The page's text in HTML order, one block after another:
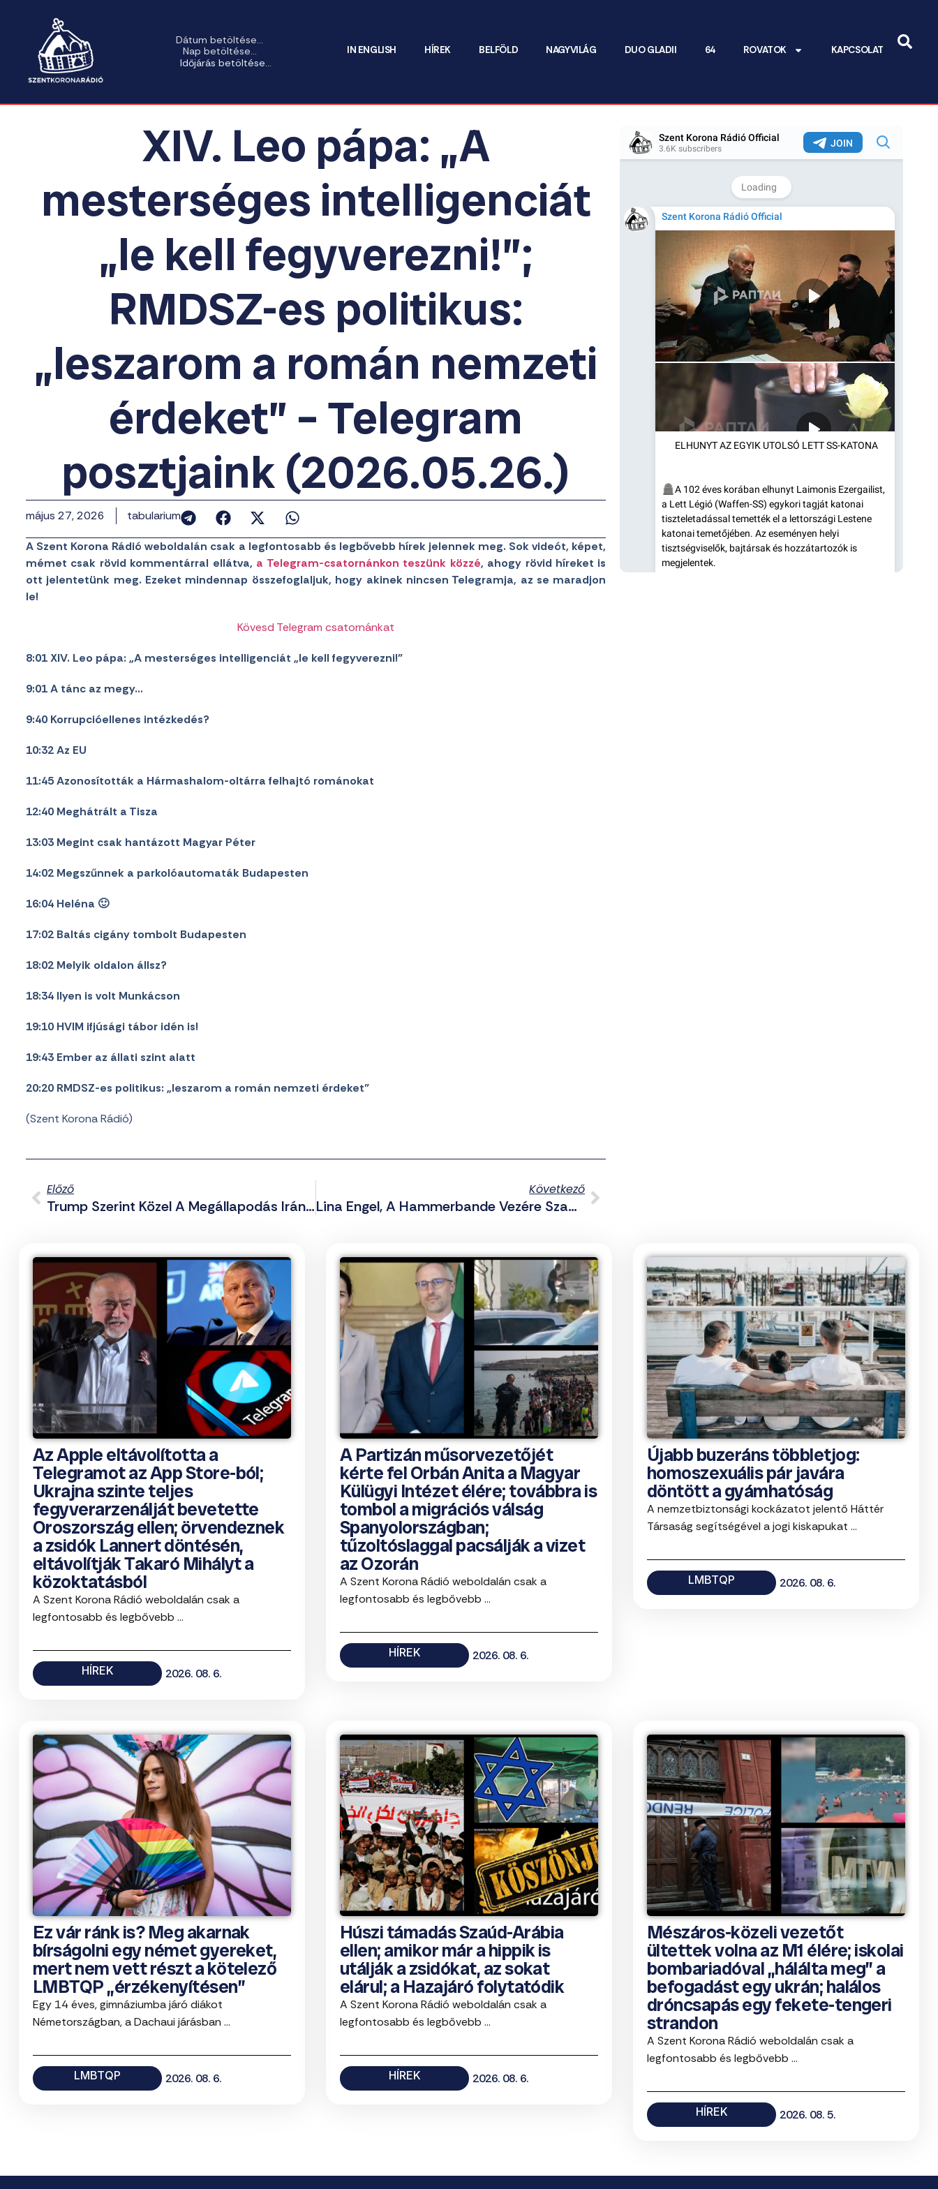
Dátum betöltése...
Nap betöltése...
Időjárás betöltése...
IN ENGLISH HÍREK BELFÖLD NAGYVILÁG DUO GLADII 64 ROVATOK KAPCSOLAT
XIV. Leo pápa: „A
mesterséges intelligenciát
„le kell fegyverezni!”;
RMDSZ-es politikus:
„leszarom a román nemzeti
érdeket” – Telegram
posztjaink (2026.05.26.)
május 27, 2026 tabularium
A Szent Korona Rádió weboldalán csak a legfontosabb és legbővebb hírek jelennek meg. Sok videót, képet,
mémet csak rövid kommentárral ellátva, a Telegram-csatornánkon teszünk közzé, ahogy rövid híreket is
ott jelentetünk meg. Ezeket mindennap összefoglaljuk, hogy akinek nincsen Telegramja, az se maradjon
le!
Kövesd Telegram csatornánkat
8:01 XIV. Leo pápa: „A mesterséges intelligenciát „le kell fegyverezni!”
9:01 A tánc az megy…
9:40 Korrupcióellenes intézkedés?
10:32 Az EU
11:45 Azonosították a Hármashalom-oltárra felhajtó románokat
12:40 Meghátrált a Tisza
13:03 Megint csak hantázott Magyar Péter
14:02 Megszűnnek a parkolóautomaták Budapesten
16:04 Heléna 🙂
17:02 Baltás cigány tombolt Budapesten
18:02 Melyik oldalon állsz?
18:34 Ilyen is volt Munkácson
19:10 HVIM ifjúsági tábor idén is!
19:43 Ember az állati szint alatt
20:20 RMDSZ-es politikus: „leszarom a román nemzeti érdeket”
(Szent Korona Rádió)
Előző
Trump Szerint Közel A Megállapodás Iránnal, Teherán Tagadja
Következő
Lina Engel, A Hammerbande Vezére Szabadult A Börtönből
Az Apple eltávolította a
Telegramot az App Store-ból;
Ukrajna szinte teljes
fegyverarzenálját bevetette
Oroszország ellen; örvendeznek
a zsidók Lannert döntésén,
eltávolítják Takaró Mihályt a
közoktatásból
A Szent Korona Rádió weboldalán csak a
legfontosabb és legbővebb ...
HÍREK 2026. 08. 6.
A Partizán műsorvezetőjét
kérte fel Orbán Anita a Magyar
Külügyi Intézet élére; továbbra is
tombol a migrációs válság
Spanyolországban;
tűzoltóslaggal pacsálják a vizet
az Ozorán
A Szent Korona Rádió weboldalán csak a
legfontosabb és legbővebb ...
HÍREK 2026. 08. 6.
Újabb buzeráns többletjog:
homoszexuális pár javára
döntött a gyámhatóság
A nemzetbiztonsági kockázatot jelentő Háttér
Társaság segítségével a jogi kiskapukat ...
LMBTQP 2026. 08. 6.
Ez vár ránk is? Meg akarnak
bírságolni egy német gyereket,
mert nem vett részt a kötelező
LMBTQP „érzékenyítésen”
Egy 14 éves, gimnáziumba járó diákot
Németországban, a Dachaui járásban ...
LMBTQP 2026. 08. 6.
Húszi támadás Szaúd-Arábia
ellen; amikor már a hippik is
utálják a zsidókat, az sokat
elárul; a Hazajáró folytatódik
A Szent Korona Rádió weboldalán csak a
legfontosabb és legbővebb ...
HÍREK 2026. 08. 6.
Mészáros-közeli vezetőt
ültettek volna az M1 élére; iskolai
bombariadóval „hálálta meg” a
befogadást egy ukrán; halálos
dróncsapás egy fekete-tengeri
strandon
A Szent Korona Rádió weboldalán csak a
legfontosabb és legbővebb ...
HÍREK 2026. 08. 5.